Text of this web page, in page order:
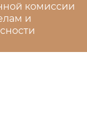
комиссии
и